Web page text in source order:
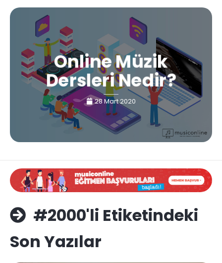
Online Müzik
Dersleri Nedir?
28 Mart 2020
#2000'li Etiketindeki
Son Yazılar